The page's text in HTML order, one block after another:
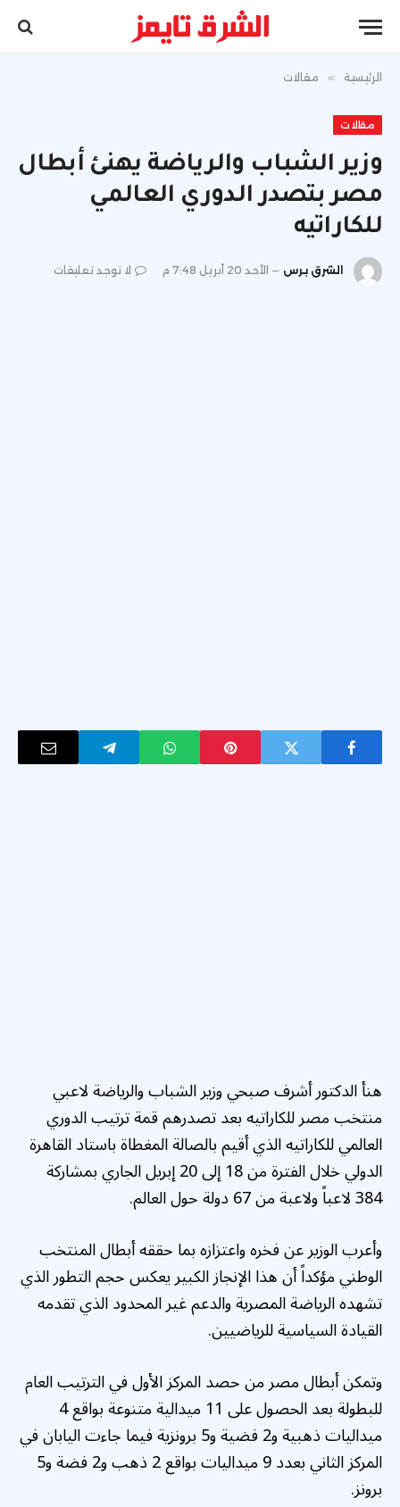
الرئيسية » مقالات
مقالات
وزير الشباب والرياضة يهنئ أبطال
مصر بتصدر الدوري العالمي
للكاراتيه
الشرق برس الأحد 20 أبريل 7:48 م لا توجد تعليقات
هنأ الدكتور أشرف صبحي وزير الشباب والرياضة لاعبي
منتخب مصر للكاراتيه بعد تصدرهم قمة ترتيب الدوري
العالمي للكاراتيه الذي أقيم بالصالة المغطاة باستاد القاهرة
الدولي خلال الفترة من 18 إلى 20 إبريل الجاري بمشاركة
384 لاعباً ولاعبة من 67 دولة حول العالم.
وأعرب الوزير عن فخره واعتزازه بما حققه أبطال المنتخب
الوطني مؤكداً أن هذا الإنجاز الكبير يعكس حجم التطور الذي
تشهده الرياضة المصرية والدعم غير المحدود الذي تقدمه
القيادة السياسية للرياضيين.
وتمكن أبطال مصر من حصد المركز الأول في الترتيب العام
للبطولة بعد الحصول على 11 ميدالية متنوعة بواقع 4
ميداليات ذهبية و2 فضية و5 برونزية فيما جاءت اليابان في
المركز الثاني بعدد 9 ميداليات بواقع 2 ذهب و2 فضة و5
برونز.